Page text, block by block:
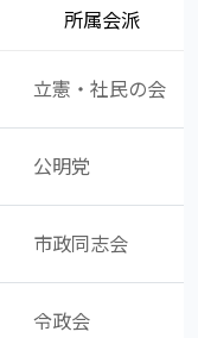
所属会派
立憲・社民の会
公明党
市政同志会
令政会